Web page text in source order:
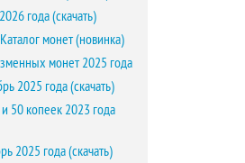
года (скачать)
монет (новинка)
монет 2025 года
2025 года (скачать)
50 копеек 2023 года
2025 года (скачать)